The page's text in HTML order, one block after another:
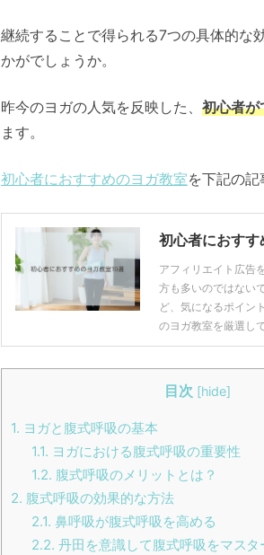
継続することで得られる7つの具体的な
かがでしょうか。
昨今のヨガの人気を反映した、 初心者が
ます。
初心者におすすめのヨガ教室を下記の記
初心者におす
アフィリエイト広告
方も多いのではない
ど、気になるポイン
のヨガ教室を厳選し
目次 [hide]
1. ヨガと腹式呼吸の基本
1.1. ヨガにおける腹式呼吸の重要性
1.2. 腹式呼吸のメリットとは？
2. 腹式呼吸の効果的な方法
2.1. 鼻呼吸が腹式呼吸を高める
2.2. 丹田を意識して腹式呼吸をマスタ